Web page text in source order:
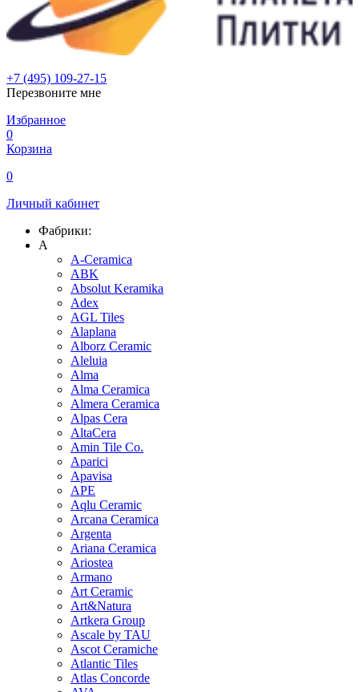
+7 (495) 109-27-15
Перезвоните мне
Избранное
0
Корзина
0
Личный кабинет
Фабрики:
A
A-Ceramica
ABK
Absolut Keramika
Adex
AGL Tiles
Alaplana
Alborz Ceramic
Aleluia
Alma
Alma Ceramica
Almera Ceramica
Alpas Cera
AltaCera
Amin Tile Co.
Aparici
Apavisa
APE
Aqlu Ceramic
Arcana Ceramica
Argenta
Ariana Ceramica
Ariostea
Armano
Art Ceramic
Art&Natura
Artkera Group
Ascale by TAU
Ascot Ceramiche
Atlantic Tiles
Atlas Concorde